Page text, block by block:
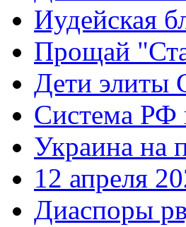
Иудейская
Прощай
Дети
Система РФ
Украина на
12 апреля
Диаспоры